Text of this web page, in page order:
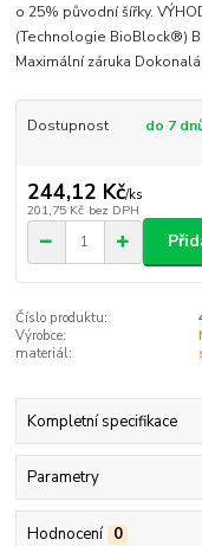
o 25% původní šířky.
(Technologie BioBlock®)
Maximální záruka
Dostupnost do 7
244,12 Kč/ks
201,75 Kč bez DPH
Číslo produktu:
Výrobce:
materiál:
Kompletní specifikace
Parametry
Hodnocení 0